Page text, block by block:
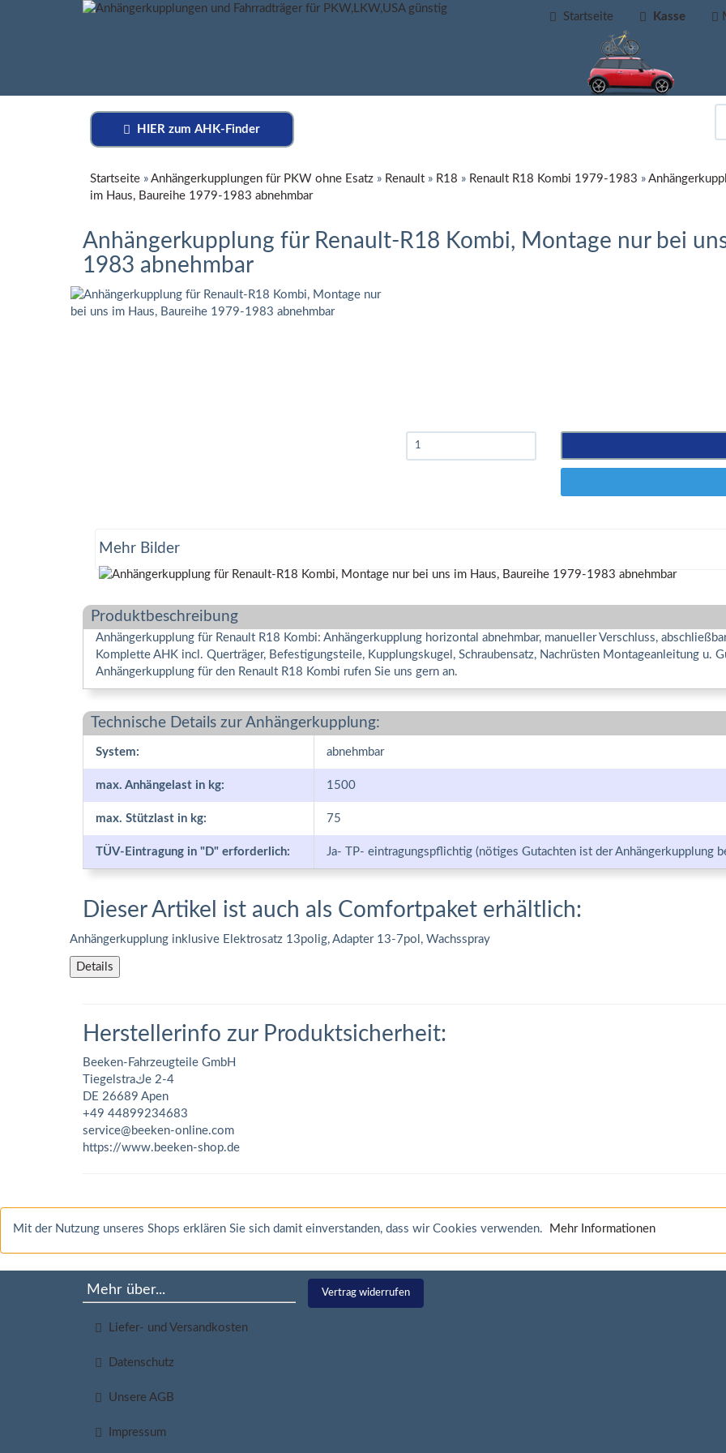
Startseite Kasse
HIER zum AHK-Finder
Startseite » Anhängerkupplungen für PKW ohne Esatz » Renault » R18 » Renault R18 Kombi 1979-1983 »
im Haus, Baureihe 1979-1983 abnehmbar
Anhängerkupplung für Renault-R18 Kombi, Montage nur bei
1983 abnehmbar
Mehr Bilder
Produktbeschreibung
Anhängerkupplung für Renault R18 Kombi: Anhängerkupplung horizontal abnehmbar, manueller Verschluss,
Komplette AHK incl. Querträger, Befestigungsteile, Kupplungskugel, Schraubensatz, Nachrüsten Montageanleitung u.
Anhängerkupplung für den Renault R18 Kombi rufen Sie uns gern an.
Technische Details zur Anhängerkupplung:
System: abnehmbar
max. Anhängelast in kg: 1500
max. Stützlast in kg: 75
TÜV-Eintragung in "D" erforderlich: Ja- TP- eintragungspflichtig (nötiges Gutachten ist der Anhängerkupplung
Dieser Artikel ist auch als Comfortpaket erhältlich:
Anhängerkupplung inklusive Elektrosatz 13polig, Adapter 13-7pol, Wachsspray
Details
Herstellerinfo zur Produktsicherheit:
Beeken-Fahrzeugteile GmbH
Tiegelstraكe 2-4
DE 26689 Apen
+49 44899234683
service@beeken-online.com
https://www.beeken-shop.de
Mit der Nutzung unseres Shops erklären Sie sich damit einverstanden, dass wir Cookies verwenden. Mehr Informationen
Mehr über...
Liefer- und Versandkosten
Datenschutz
Unsere AGB
Impressum
Vertrag widerrufen